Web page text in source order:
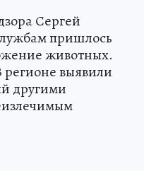
Сергей
пришлось
животных.
регионе выявили
другими